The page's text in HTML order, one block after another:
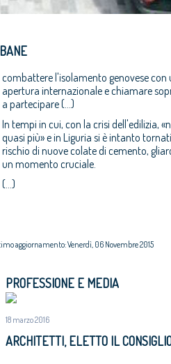
combattere l'isolamento genovese con
apertura internazionale e chiamare
a partecipare (…)
In tempi in cui, con la crisi dell'edilizia,
quasi più» e in Liguria si è intanto
rischio di nuove colate di cemento,
un momento cruciale.
(...)
aggiornamento: Venerdì, 06 Novembre 2015
PROFESSIONE E MEDIA
18 marzo 2016
ARCHITETTI, ELETTO IL